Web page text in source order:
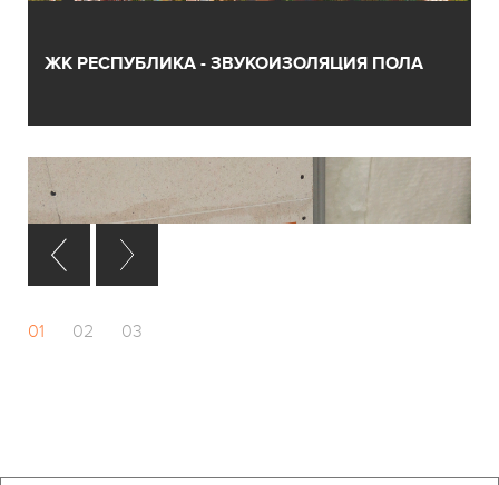
ЖК РЕСПУБЛИКА - ЗВУКОИЗОЛЯЦИЯ ПОЛА
01 02 03